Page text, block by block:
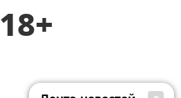
18+